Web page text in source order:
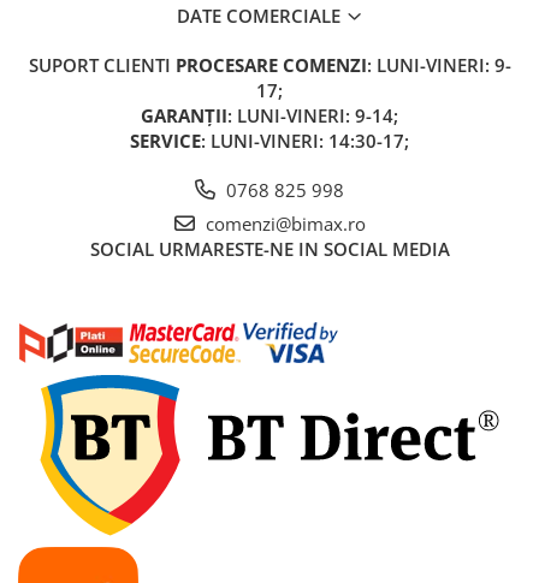
Acumulatori 24V
Acumulatori 48V
Controllere
Incarcatoare 36V
Incarcatoare 48V
ACCESORII
Lumini
Kit Conversie
Piese Trotinete Electrice
PIESE UNIVERSALE
Baterie Trotineta Electrica
DATE COMERCIALE
SUPORT CLIENTI PROCESARE COMENZI: LUNI-VINERI: 9-
17;
GARANȚII: LUNI-VINERI: 9-14;
SERVICE: LUNI-VINERI: 14:30-17;
0768 825 998
comenzi@bimax.ro
SOCIAL URMARESTE-NE IN SOCIAL MEDIA